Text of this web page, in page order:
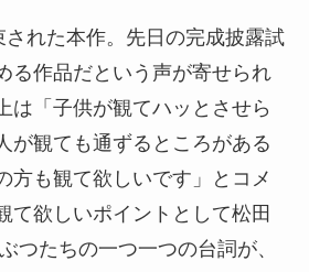
された本作。先日の完成披露試
る作品だという声が寄せられ
は「子供が観てハッとさせら
が観ても通ずるところがある
方も観て欲しいです」とコメ
て欲しいポイントとして松田
つたちの一つ一つの台詞が、